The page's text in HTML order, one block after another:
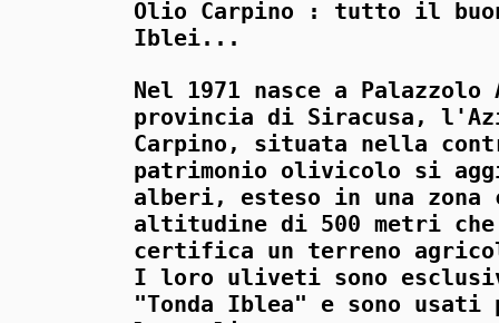
Olio Carpino : tutto il
Iblei...
Nel 1971 nasce a
provincia di Siracusa,
Carpino, situata nella
patrimonio olivicolo si
alberi, esteso in una zona
altitudine di 500 metri che
certifica un terreno
I loro uliveti sono
"Tonda Iblea" e sono